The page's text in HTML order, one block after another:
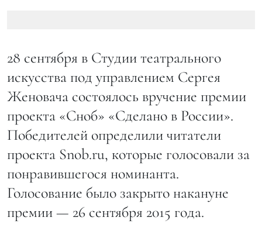
28 сентября в Студии театрального
искусства под управлением Сергея
Женовача состоялось вручение премии
проекта «Сноб» «Сделано в России».
Победителей определили читатели
проекта Snob.ru, которые голосовали за
понравившегося номинанта.
Голосование было закрыто накануне
премии — 26 сентября 2015 года.